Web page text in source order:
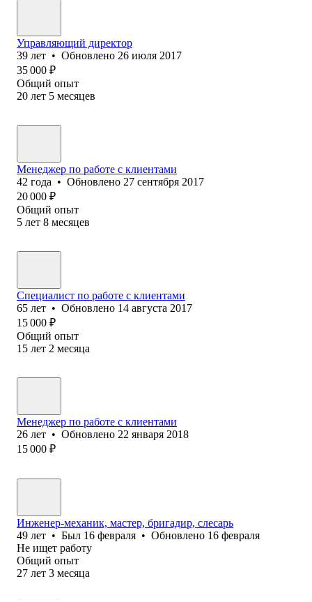
Управляющий директор
39 лет • Обновлено 26 июля 2017
35 000 ₽
Общий опыт
20 лет 5 месяцев
Менеджер по работе с клиентами
42 года • Обновлено 27 сентября 2017
20 000 ₽
Общий опыт
5 лет 8 месяцев
Специалист по работе с клиентами
65 лет • Обновлено 14 августа 2017
15 000 ₽
Общий опыт
15 лет 2 месяца
Менеджер по работе с клиентами
26 лет • Обновлено 22 января 2018
15 000 ₽
Инженер-механик, мастер, бригадир, слесарь
49 лет • Был 16 февраля • Обновлено 16 февраля
Не ищет работу
Общий опыт
27 лет 3 месяца